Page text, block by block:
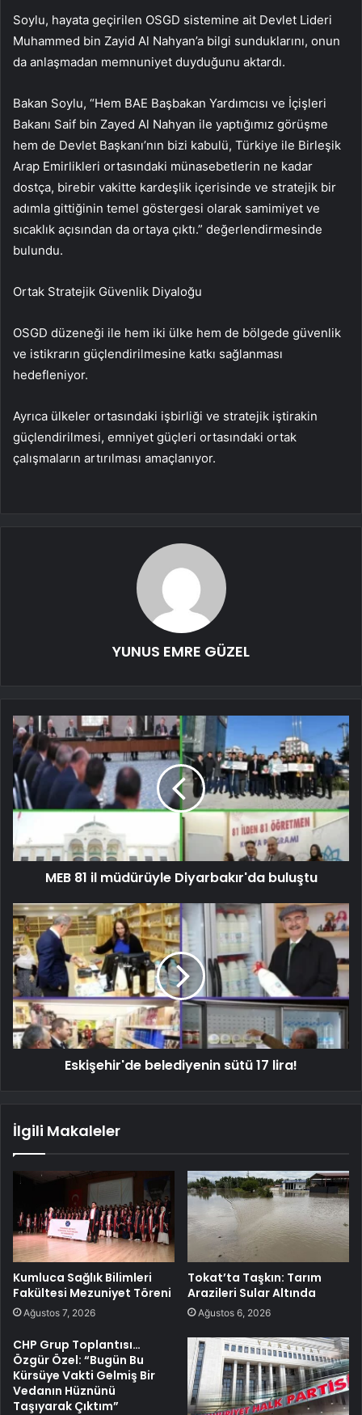
Soylu, hayata geçirilen OSGD sistemine ait Devlet Lideri
Muhammed bin Zayid Al Nahyan’a bilgi sunduklarını, onun
da anlaşmadan memnuniyet duyduğunu aktardı.
Bakan Soylu, “Hem BAE Başbakan Yardımcısı ve İçişleri
Bakanı Saif bin Zayed Al Nahyan ile yaptığımız görüşme
hem de Devlet Başkanı’nın bizi kabulü, Türkiye ile Birleşik
Arap Emirlikleri ortasındaki münasebetlerin ne kadar
dostça, birebir vakitte kardeşlik içerisinde ve stratejik bir
adımla gittiğinin temel göstergesi olarak samimiyet ve
sıcaklık açısından da ortaya çıktı.” değerlendirmesinde
bulundu.
Ortak Stratejik Güvenlik Diyaloğu
OSGD düzeneği ile hem iki ülke hem de bölgede güvenlik
ve istikrarın güçlendirilmesine katkı sağlanması
hedefleniyor.
Ayrıca ülkeler ortasındaki işbirliği ve stratejik iştirakin
güçlendirilmesi, emniyet güçleri ortasındaki ortak
çalışmaların artırılması amaçlanıyor.
YUNUS EMRE GÜZEL
MEB 81 il müdürüyle Diyarbakır'da buluştu
Eskişehir'de belediyenin sütü 17 lira!
İlgili Makaleler
Kumluca Sağlık Bilimleri
Fakültesi Mezuniyet Töreni
Ağustos 7, 2026
Tokat’ta Taşkın: Tarım
Arazileri Sular Altında
Ağustos 6, 2026
CHP Grup Toplantısı…
Özgür Özel: “Bugün Bu
Kürsüye Vakti Gelmiş Bir
Vedanın Hüznünü
Taşıyarak Çıktım”